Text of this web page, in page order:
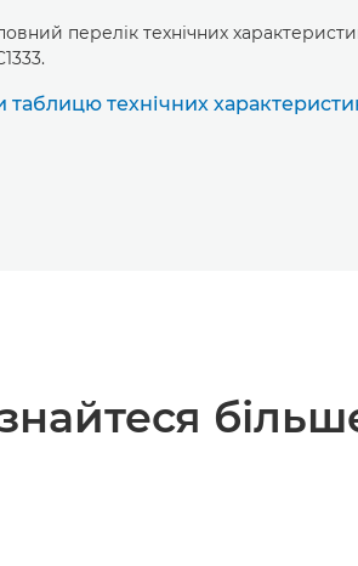
перелік технічних
таблицю технічних